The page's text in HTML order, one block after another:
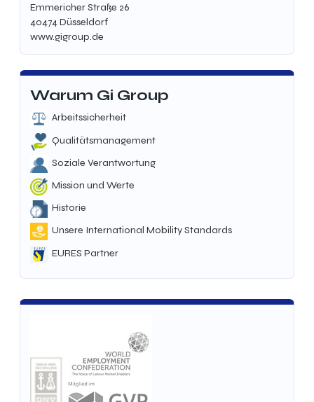
Emmericher Straße 26
40474 Düsseldorf
www.gigroup.de
Warum Gi Group
Arbeitssicherheit
Qualitätsmanagement
Soziale Verantwortung
Mission und Werte
Historie
Unsere International Mobility Standards
EURES Partner